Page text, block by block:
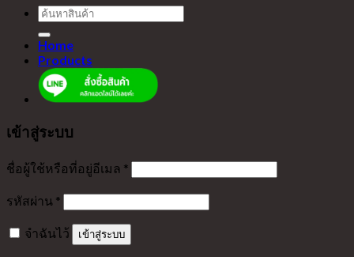
ค้นหา:
Home
Products
เข้าสู่ระบบ
ชื่อผู้ใช้หรือที่อยู่อีเมล *
รหัสผ่าน *
จำฉันไว้ เข้าสู่ระบบ